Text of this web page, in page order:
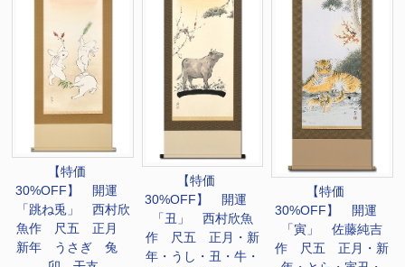
【特価
30%OFF】 開運
「跳ね兎」 西村欣
魚作 尺五 正月
新年 うさぎ 兔
【特価
30%OFF】 開運
「丑」 西村欣魚
作 尺五 正月・新
年・うし・丑・牛・
【特価
30%OFF】 開運
「寅」 佐藤純吉
作 尺五 正月・新